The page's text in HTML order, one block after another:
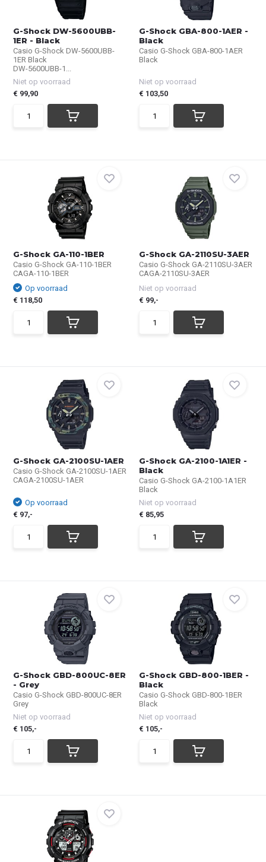
G-Shock DW-5600UBB-
1ER - Black
Casio G-Shock DW-5600UBB-
1ER Black
DW-5600UBB-1...
Niet op voorraad
€ 99,90
G-Shock GBA-800-1AER -
Black
Casio G-Shock GBA-800-1AER
Black
Niet op voorraad
€ 103,50
G-Shock GA-110-1BER
Casio G-Shock GA-110-1BER
CAGA-110-1BER
Op voorraad
€ 118,50
G-Shock GA-2110SU-3AER
Casio G-Shock GA-2110SU-3AER
CAGA-2110SU-3AER
Niet op voorraad
€ 99,-
G-Shock GA-2100SU-1AER
Casio G-Shock GA-2100SU-1AER
CAGA-2100SU-1AER
Op voorraad
€ 97,-
G-Shock GA-2100-1A1ER -
Black
Casio G-Shock GA-2100-1A1ER
Black
Niet op voorraad
€ 85,95
G-Shock GBD-800UC-8ER
- Grey
Casio G-Shock GBD-800UC-8ER
Grey
Niet op voorraad
€ 105,-
G-Shock GBD-800-1BER -
Black
Casio G-Shock GBD-800-1BER
Black
Niet op voorraad
€ 105,-